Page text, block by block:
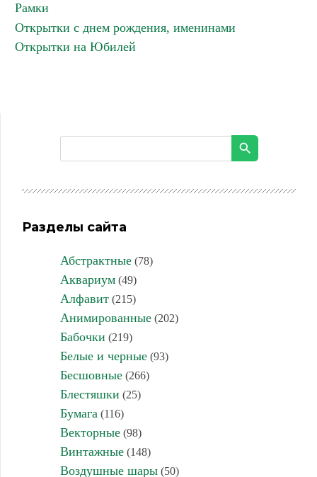
Рамки
Открытки с днем рождения, именинами
Открытки на Юбилей
Разделы сайта
Абстрактные(78)
Аквариум(49)
Алфавит(215)
Анимированные(202)
Бабочки (219)
Белые и черные(93)
Бесшовные(266)
Блестяшки (25)
Бумага (116)
Векторные(98)
Винтажные(148)
Воздушные шары(50)